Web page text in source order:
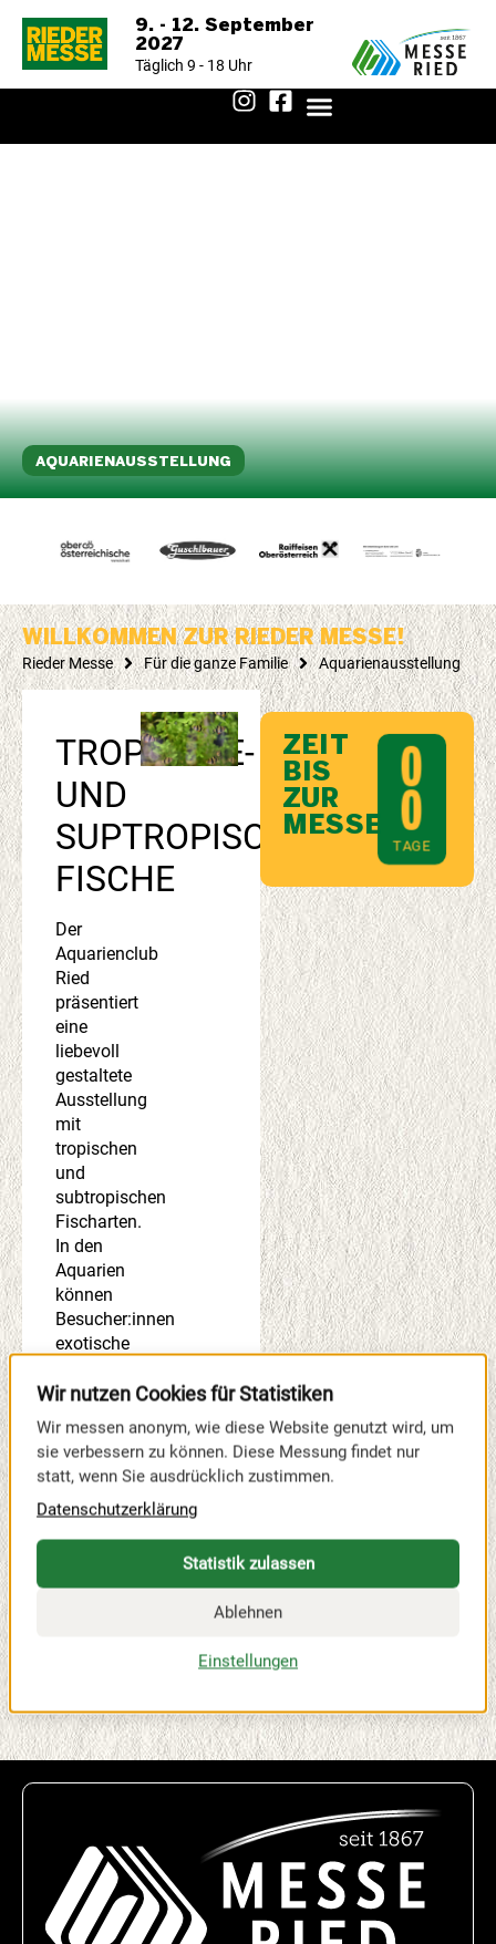
9. - 12. September
2027
Täglich 9 - 18 Uhr
AQUARIENAUSSTELLUNG
WILLKOMMEN ZUR RIEDER MESSE!
Rieder Messe Für die ganze Familie Aquarienausstellung
TROPISCHE-
UND
SUPTROPISCHE
FISCHE
Der
Aquarienclub
Ried
präsentiert
eine
liebevoll
gestaltete
Ausstellung
mit
tropischen
und
subtropischen
Fischarten.
In den
Aquarien
können
Besucher:innen
exotische
entdecken
von der
farbenfrohen
Vielfalt
verzaubern
lassen.
ZEIT
BIS
ZUR
MESSE
0
0
TAGE
Wir nutzen Cookies für Statistiken
Wir messen anonym, wie diese Website genutzt wird, um
sie verbessern zu können. Diese Messung findet nur
statt, wenn Sie ausdrücklich zustimmen.
Datenschutzerklärung
Statistik zulassen
Ablehnen
Einstellungen